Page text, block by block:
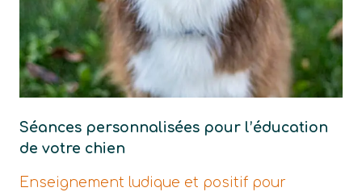
Séances personnalisées pour l’éducation
de votre chien
Enseignement ludique et positif pour